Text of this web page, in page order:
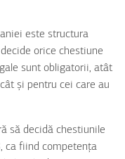
este structura
orice chestiune
sunt obligatorii, atât
și pentru cei care au
să decidă chestiunile
ca fiind competența